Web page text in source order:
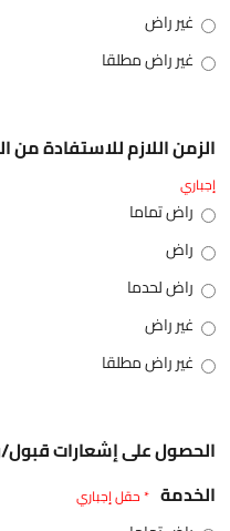
غير راض
غير راض مطلقا
الزمن اللازم للاستفادة من
إجباري
راض تماما
راض
راض لحدما
غير راض
غير راض مطلقا
الحصول على إشعارات
الخدمة * حقل إجباري